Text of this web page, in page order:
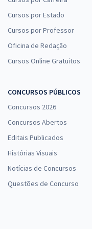
Cursos por Estado
Cursos por Professor
Oficina de Redação
Cursos Online Gratuitos
CONCURSOS PÚBLICOS
Concursos 2026
Concursos Abertos
Editais Publicados
Histórias Visuais
Notícias de Concursos
Questões de Concurso